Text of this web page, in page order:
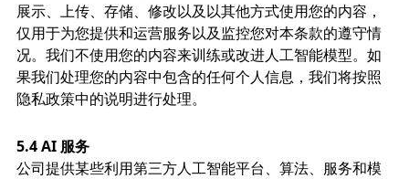
展示、上传、存储、修改以及以其他方式使用您的内容，
仅用于为您提供和运营服务以及监控您对本条款的遵守情
况。我们不使用您的内容来训练或改进人工智能模型。如
果我们处理您的内容中包含的任何个人信息，我们将按照
隐私政策中的说明进行处理。
5.4 AI 服务
公司提供某些利用第三方人工智能平台、算法、服务和模